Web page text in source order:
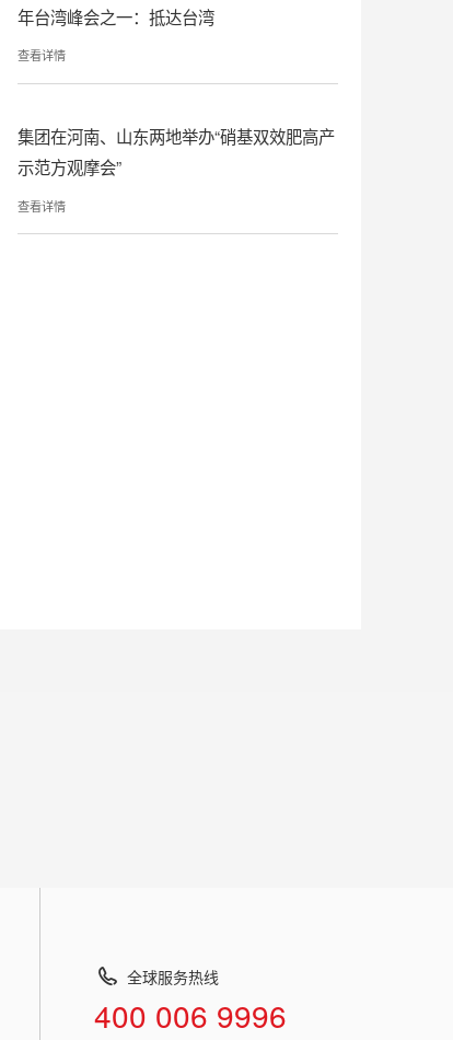
年台湾峰会之一：抵达台湾
查看详情
集团在河南、山东两地举办“硝基双效肥高产
示范方观摩会”
查看详情
全球服务热线
400 006 9996